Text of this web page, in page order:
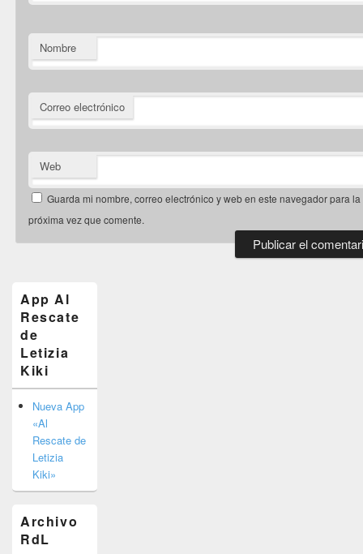
Nombre
Correo electrónico
Web
Guarda mi nombre, correo electrónico y web en este navegador para la
próxima vez que comente.
widget
barra
lateral
primaria
App Al
Rescate
de
Letizia
Kiki
Nueva App
«Al
Rescate de
Letizia
Kiki»
Archivo
RdL